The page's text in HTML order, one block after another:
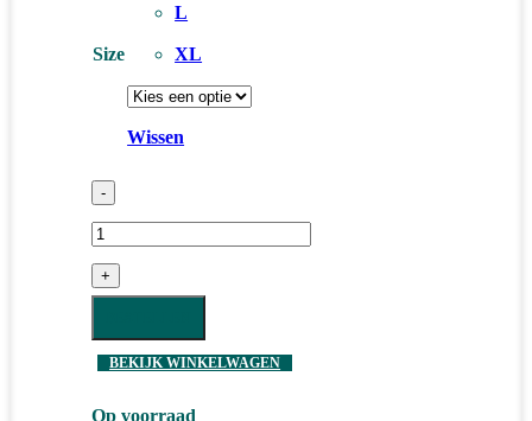
Size
L
XL
Wissen
-
+
BEKIJK WINKELWAGEN
Op voorraad